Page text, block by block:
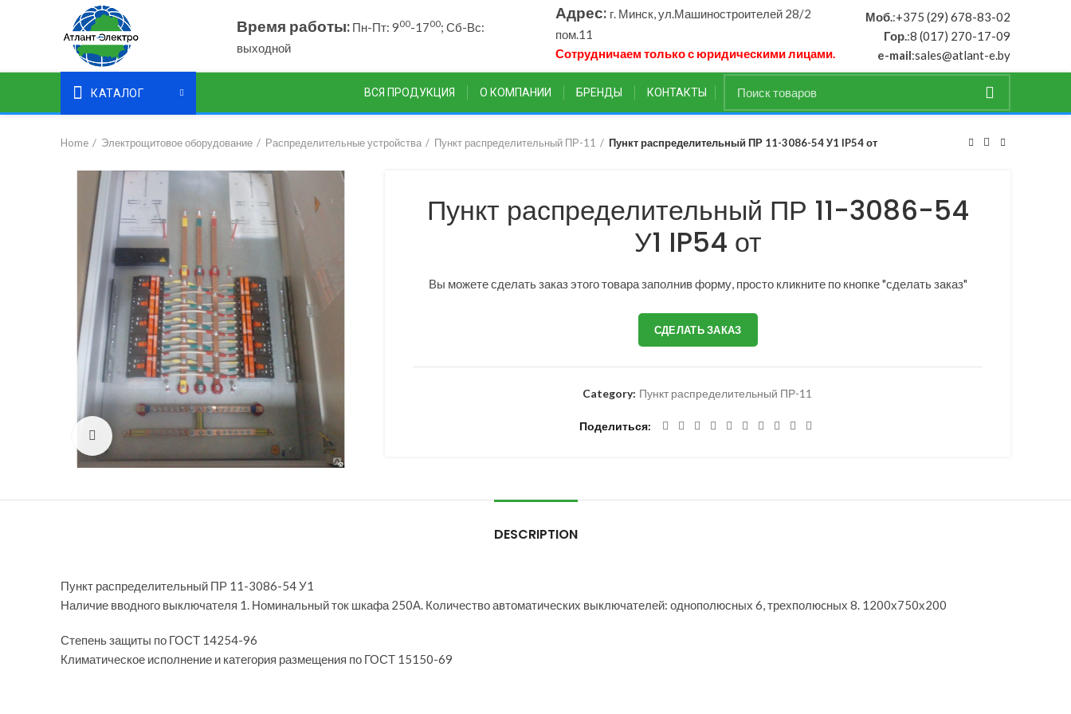
Время работы:Пн-Пт: 900-1700; Сб-Вс:
выходной
Адрес: г. Минск, ул.Машиностроителей 28/2
пом.11
Сотрудничаем только с юридическими лицами.
Моб.:+375 (29) 678-83-02
Гор.:8 (017) 270-17-09
e-mail:sales@atlant-e.by
КАТАЛОГ ВСЯ ПРОДУКЦИЯ О КОМПАНИИ БРЕНДЫ КОНТАКТЫ
Home Электрощитовое оборудование Распределительные устройства Пункт распределительный ПР-11 Пункт распределительный ПР 11-3086-54 У1 IP54 от
Нажмите, чтобы увеличить
Пункт распределительный ПР 11-3086-54
У1 IP54 от
Вы можете сделать заказ этого товара заполнив форму, просто кликните по кнопке "сделать заказ"
СДЕЛАТЬ ЗАКАЗ
Category: Пункт распределительный ПР-11
Поделиться
DESCRIPTION
Пункт распределительный ПР 11-3086-54 У1
Наличие вводного выключателя 1. Номинальный ток шкафа 250А. Количество автоматических выключателей: однополюсных 6, трехполюcных 8. 1200х750х200
Степень защиты по ГОСТ 14254-96
Климатическое исполнение и категория размещения по ГОСТ 15150-69